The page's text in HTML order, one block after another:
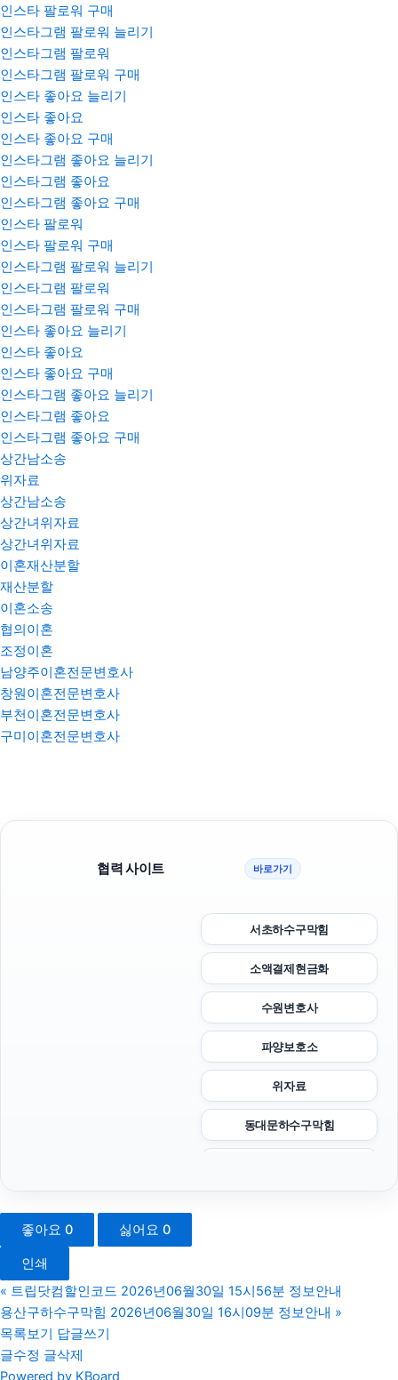
인스타 팔로워 구매
인스타그램 팔로워 늘리기
인스타그램 팔로워
인스타그램 팔로워 구매
인스타 좋아요 늘리기
인스타 좋아요
인스타 좋아요 구매
인스타그램 좋아요 늘리기
인스타그램 좋아요
인스타그램 좋아요 구매
인스타 팔로워
인스타 팔로워 구매
인스타그램 팔로워 늘리기
인스타그램 팔로워
인스타그램 팔로워 구매
인스타 좋아요 늘리기
인스타 좋아요
인스타 좋아요 구매
인스타그램 좋아요 늘리기
인스타그램 좋아요
인스타그램 좋아요 구매
상간남소송
위자료
상간남소송
상간녀위자료
상간녀위자료
이혼재산분할
재산분할
이혼소송
협의이혼
조정이혼
남양주이혼전문변호사
창원이혼전문변호사
부천이혼전문변호사
구미이혼전문변호사
협력 사이트 바로가기
서초하수구막힘
소액결제현금화
수원변호사
파양보호소
위자료
동대문하수구막힘
노원하수구막힘
좋아요 0 싫어요 0
인쇄
« 트립닷컴할인코드 2026년06월30일 15시56분 정보안내
용산구하수구막힘 2026년06월30일 16시09분 정보안내 »
목록보기 답글쓰기
글수정 글삭제
Powered by KBoard